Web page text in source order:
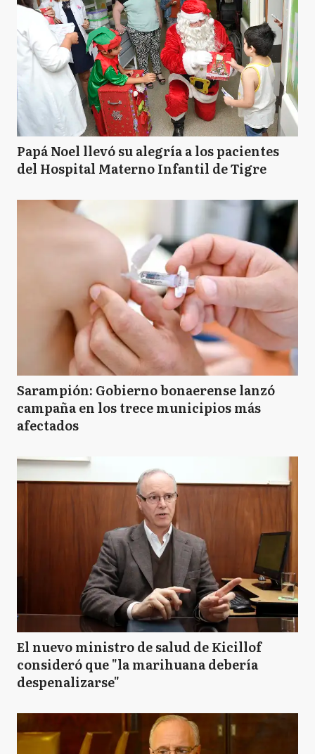
Papá Noel llevó su alegría a los pacientes
del Hospital Materno Infantil de Tigre
Sarampión: Gobierno bonaerense lanzó
campaña en los trece municipios más
afectados
El nuevo ministro de salud de Kicillof
consideró que "la marihuana debería
despenalizarse"